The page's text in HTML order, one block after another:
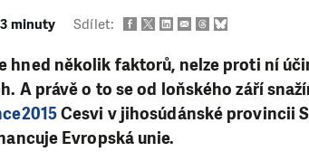
3 minuty Sdílet:
hned několik faktorů, nelze proti ní
A právě o to se od loňského září
Cesvi v jihosúdánské provincii
Evropská unie.